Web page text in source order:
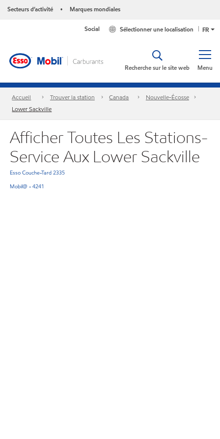
Secteurs d’activité • Marques mondiales
FR
Sélectionner une localisation
Social
Menu
Recherche sur le site web
Accueil Trouver la station Canada
Nouvelle-Écosse
Lower Sackville
Afficher Toutes Les Stations-
Service Aux Lower Sackville
Esso Couche-Tard 2335
Mobil@ - 4241